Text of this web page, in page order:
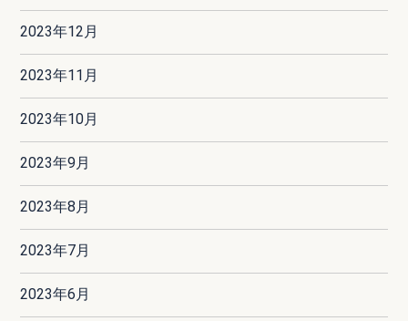
2023年12月
2023年11月
2023年10月
2023年9月
2023年8月
2023年7月
2023年6月